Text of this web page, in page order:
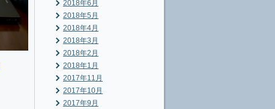
2018年6月
2018年5月
2018年4月
2018年3月
2018年2月
2018年1月
2017年11月
2017年10月
2017年9月